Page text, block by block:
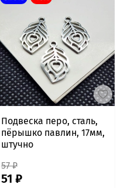
Подвеска перо, сталь,
пёрышко павлин, 17мм,
штучно
57 ₽
51 ₽